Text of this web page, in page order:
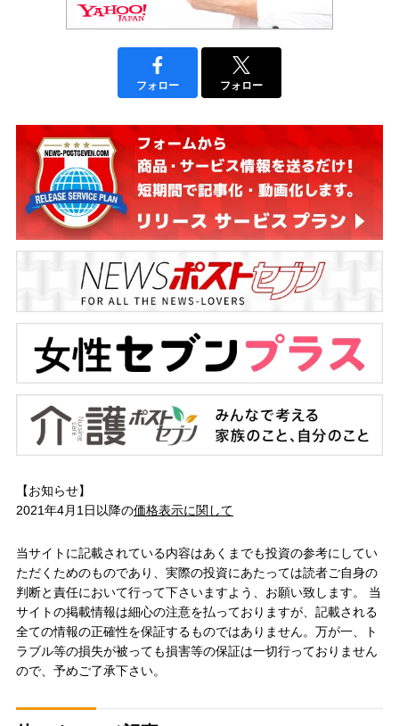
フォロー フォロー
【お知らせ】
2021年4月1日以降の価格表示に関して
当サイトに記載されている内容はあくまでも投資の参考にしてい
ただくためのものであり、実際の投資にあたっては読者ご自身の
判断と責任において行って下さいますよう、お願い致します。 当
サイトの掲載情報は細心の注意を払っておりますが、記載される
全ての情報の正確性を保証するものではありません。万が一、ト
ラブル等の損失が被っても損害等の保証は一切行っておりません
ので、予めご了承下さい。